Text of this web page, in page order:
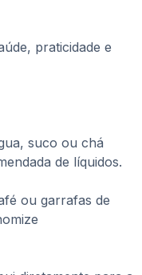
praticidade e
suco ou chá
de líquidos.
ou garrafas de